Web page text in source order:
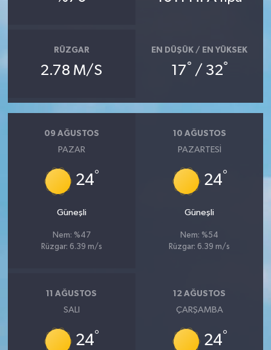
RÜZGAR
2.78 M/S
EN DÜŞÜK / EN YÜKSEK
17° / 32°
09 AĞUSTOS
PAZAR
24°
Güneşli
Nem: %47
Rüzgar: 6.39 m/s
10 AĞUSTOS
PAZARTESI
24°
Güneşli
Nem: %54
Rüzgar: 6.39 m/s
11 AĞUSTOS
SALI
24°
12 AĞUSTOS
ÇARŞAMBA
24°
Çanakkale Müftülüğü
Çankırı Müftülüğü
Çorum Müftülüğü
Denizli Müftülüğü
Düzce Müftülüğü
Edirne Müftülüğü
Podcast
Bilim, Teknoloji
Biyografiler
Diyanet TV
YAŞAM